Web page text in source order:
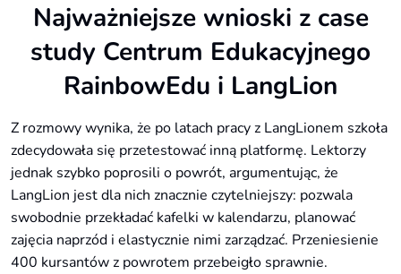
Najważniejsze wnioski z case
study Centrum Edukacyjnego
RainbowEdu i LangLion
Z rozmowy wynika, że po latach pracy z LangLionem szkoła
zdecydowała się przetestować inną platformę. Lektorzy
jednak szybko poprosili o powrót, argumentując, że
LangLion jest dla nich znacznie czytelniejszy: pozwala
swobodnie przekładać kafelki w kalendarzu, planować
zajęcia naprzód i elastycznie nimi zarządzać. Przeniesienie
400 kursantów z powrotem przebeigło sprawnie.